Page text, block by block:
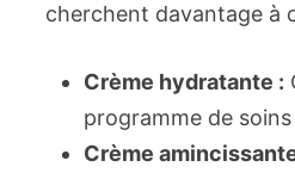
cherchent davantage à
Crème hydratante :
programme de
Crème